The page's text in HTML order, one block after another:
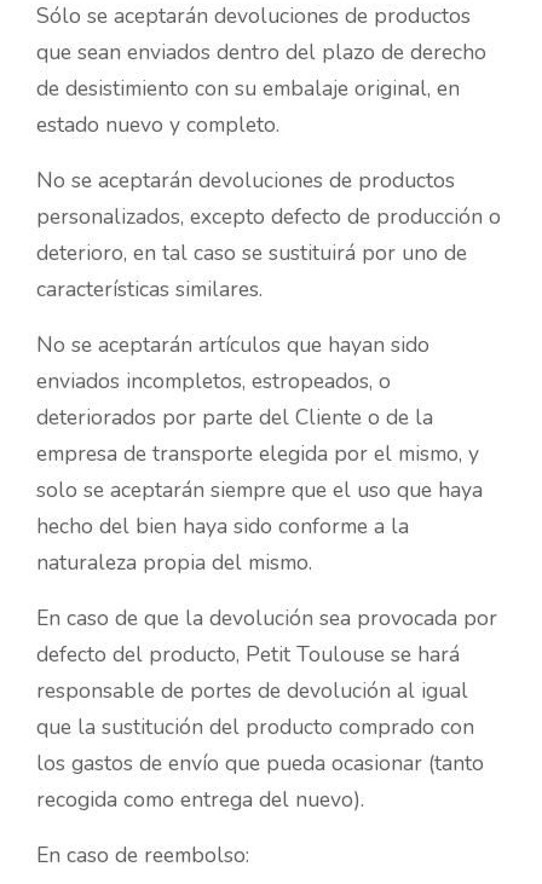
Sólo se aceptarán devoluciones de productos
que sean enviados dentro del plazo de derecho
de desistimiento con su embalaje original, en
estado nuevo y completo.
No se aceptarán devoluciones de productos
personalizados, excepto defecto de producción o
deterioro, en tal caso se sustituirá por uno de
características similares.
No se aceptarán artículos que hayan sido
enviados incompletos, estropeados, o
deteriorados por parte del Cliente o de la
empresa de transporte elegida por el mismo, y
solo se aceptarán siempre que el uso que haya
hecho del bien haya sido conforme a la
naturaleza propia del mismo.
En caso de que la devolución sea provocada por
defecto del producto, Petit Toulouse se hará
responsable de portes de devolución al igual
que la sustitución del producto comprado con
los gastos de envío que pueda ocasionar (tanto
recogida como entrega del nuevo).
En caso de reembolso: